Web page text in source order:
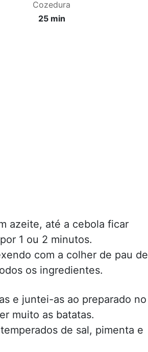
Cozedura
25 min
azeite, até a cebola ficar
1 ou 2 minutos.
com a colher de pau de
os ingredientes.
e juntei-as ao preparado no
muito as batatas.
de sal, pimenta e